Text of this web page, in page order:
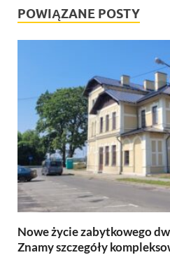
POWIĄZANE POSTY
Nowe życie zabytkowego
Znamy szczegóły